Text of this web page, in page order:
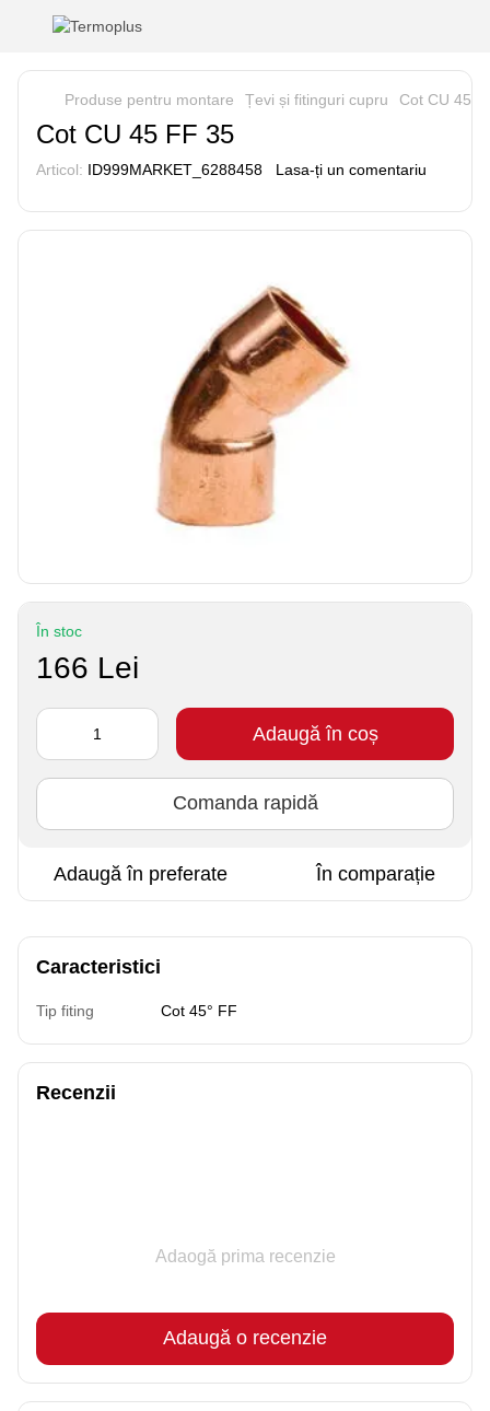
Produse pentru montare Țevi și fitinguri cupru Cot CU 45
Cot CU 45 FF 35
Articol: ID999MARKET_6288458 Lasa-ți un comentariu
În stoc
166 Lei
Adaugă în coș
Comanda rapidă
Adaugă în preferate În comparație
Caracteristici
Tip fiting Cot 45° FF
Recenzii
Adaogă prima recenzie
Adaugă o recenzie